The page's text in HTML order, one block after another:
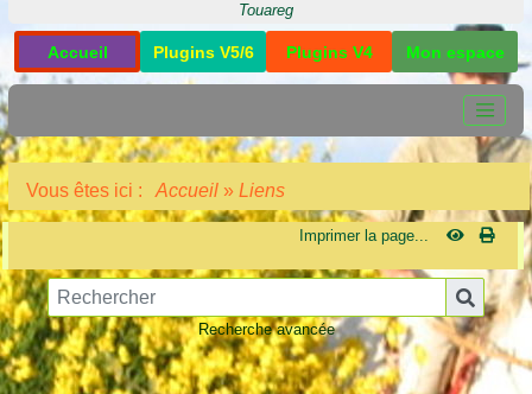
Touareg
Accueil Plugins V5/6 Plugins V4 Mon espace
Vous êtes ici : Accueil » Liens
Imprimer la page...
Recherche avancée